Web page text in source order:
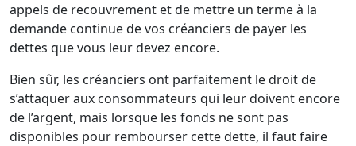
appels de recouvrement et de mettre un terme à la
demande continue de vos créanciers de payer les
dettes que vous leur devez encore.
Bien sûr, les créanciers ont parfaitement le droit de
s’attaquer aux consommateurs qui leur doivent encore
de l’argent, mais lorsque les fonds ne sont pas
disponibles pour rembourser cette dette, il faut faire